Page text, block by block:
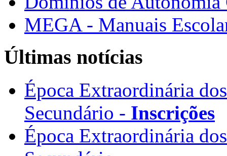
MEGA - Manuais
Últimas notícias
Época Extraordinária
Secundário - Inscrições
Época Extraordinária